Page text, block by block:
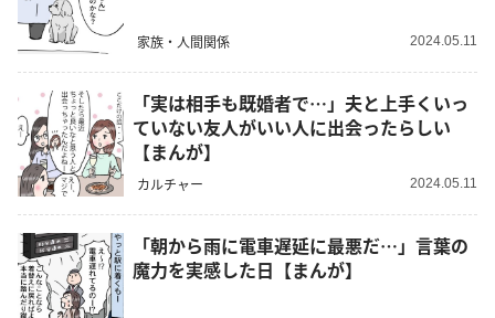
家族・人間関係 2024.05.11
「実は相手も既婚者で…」夫と上手くいっ
ていない友人がいい人に出会ったらしい
【まんが】
カルチャー 2024.05.11
「朝から雨に電車遅延に最悪だ…」言葉の
魔力を実感した日【まんが】